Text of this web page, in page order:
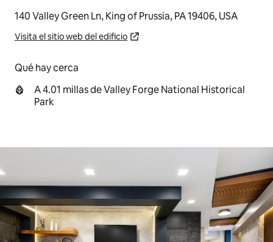
140 Valley Green Ln, King of Prussia, PA 19406, USA
Visita el sitio web del edificio
Qué hay cerca
A 4.01 millas de Valley Forge National Historical
Park